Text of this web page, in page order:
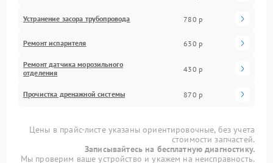
Устранение засора трубопровода 780 р
Ремонт испарителя 630 р
Ремонт датчика морозильного
отделения
430 р
Прочистка дренажной системы 870 р
Цены в прайс-листе указаны ориентировочные, без учета
стоимости запчастей.
Записывайтесь на бесплатную диагностику.
Мы проверим ваше устройство и укажем на неисправность.